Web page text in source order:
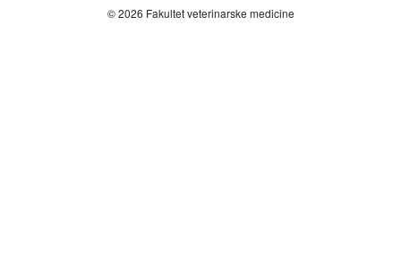
© 2026 Fakultet veterinarske medicine